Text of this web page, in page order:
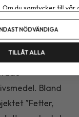
ny version av
Bland
”Fetter,
. Om du samtycker till vår
du den möjligheten
NÖDVÄNDIGA
TILLÅT ALLA